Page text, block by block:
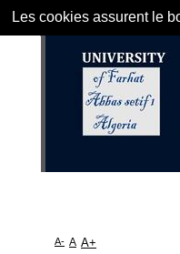
Les cookies assurent le
لمكتبة كلية
A- A A+